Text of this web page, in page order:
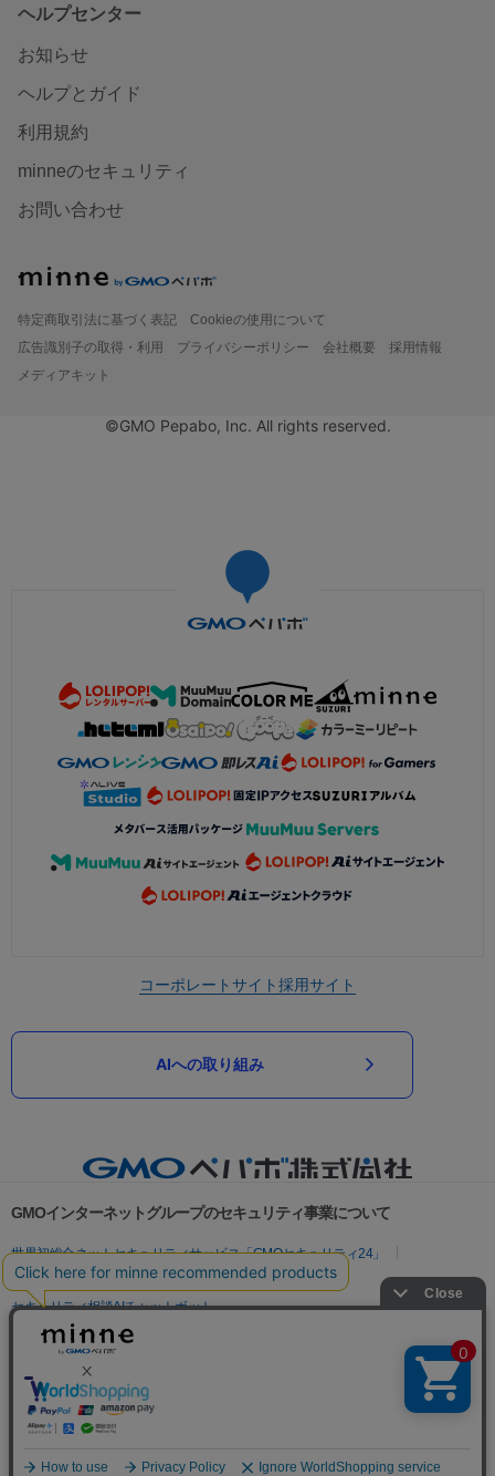
ヘルプセンター
お知らせ
ヘルプとガイド
利用規約
minneのセキュリティ
お問い合わせ
特定商取引法に基づく表記
Cookieの使用について
広告識別子の取得・利用
プライバシーポリシー 会社概要
採用情報
メディアキット
©GMO Pepabo, Inc. All rights reserved.
コーポレートサイト採用サイト
AIへの取り組み
GMOインターネットグループのセキュリティ事業について
世界初総合ネットセキュリティサービス「GMOセキュリティ24」
パスワード漏洩診断
Webサイトリスク診断
セキュリティ相談AIチャットボット
実在証明・盗聴対策
サイバー攻撃対策（GMO Flatt Security）
セキュリティ事業の軌跡